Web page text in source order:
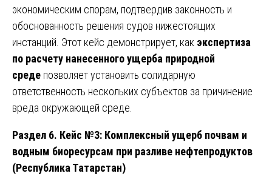
экономическим спорам, подтвердив законность и
обоснованность решения судов нижестоящих
инстанций. Этот кейс демонстрирует, как экспертиза
по расчету нанесенного ущерба природной
среде позволяет установить солидарную
ответственность нескольких субъектов за причинение
вреда окружающей среде.
Раздел 6. Кейс №3: Комплексный ущерб почвам и
водным биоресурсам при разливе нефтепродуктов
(Республика Татарстан)